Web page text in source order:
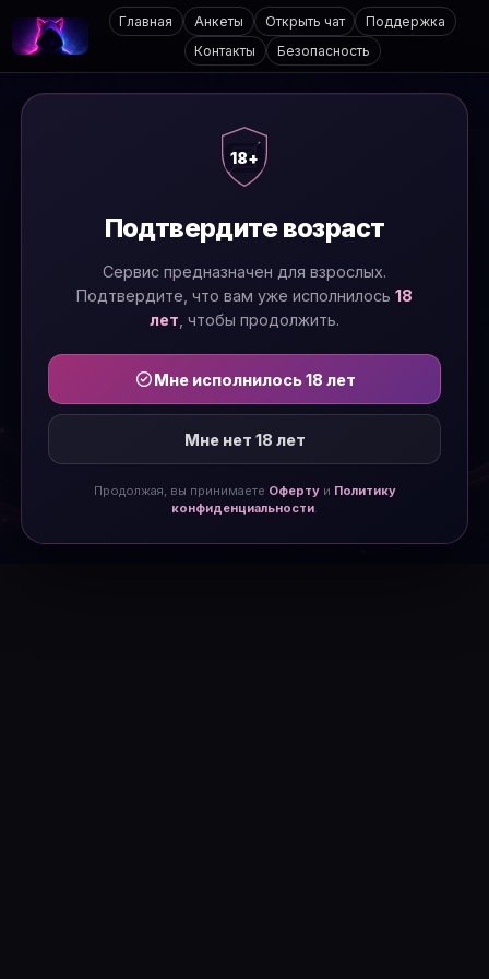
Главная Анкеты Открыть чат
Поддержка
Контакты
Безопасность
18+
Подтвердите возраст
Сервис предназначен для взрослых.
Подтвердите, что вам уже исполнилось 18
лет , чтобы продолжить.
Мне исполнилось 18 лет
Мне нет 18 лет
Продолжая, вы принимаете Офертуи Политику
конфиденциальности.